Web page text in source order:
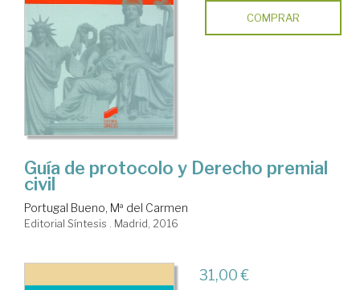
COMPRAR
Guía de protocolo y Derecho premial
civil
Portugal Bueno, Mª del Carmen
Editorial Síntesis . Madrid, 2016
31,00 €